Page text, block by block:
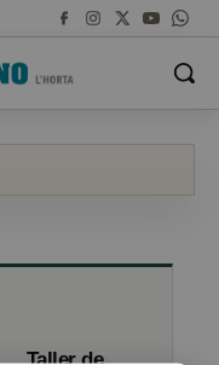
Taller de